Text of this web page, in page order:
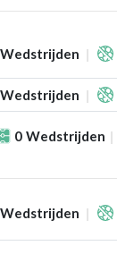
Wedstrijden
Wedstrijden
0 Wedstrijden
Wedstrijden